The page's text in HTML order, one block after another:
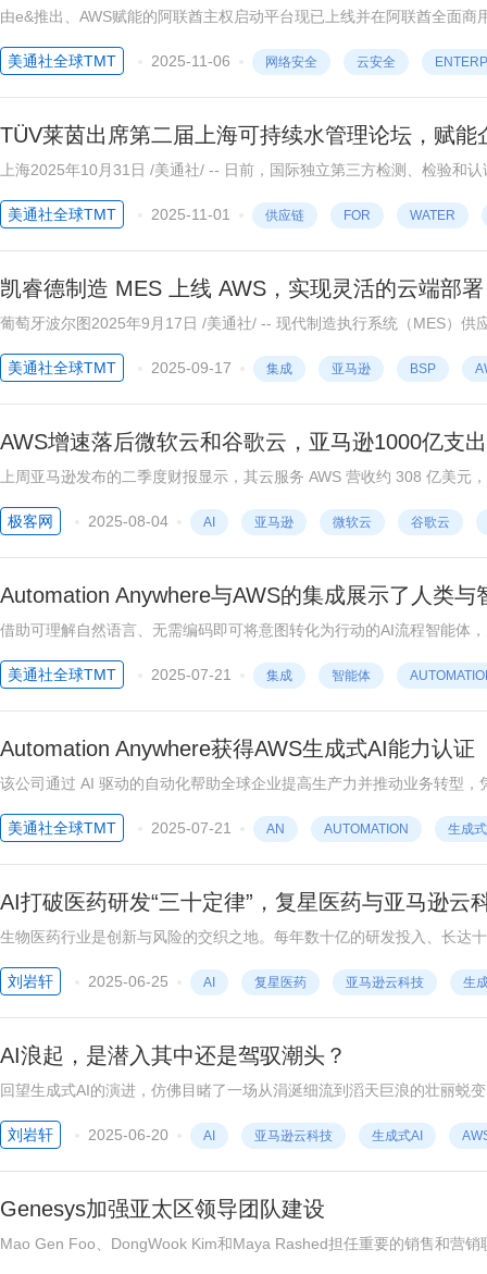
由e&推出、AWS赋能的阿联酋主权启动平台现已上线并在阿联酋全面商用 该平台遵循阿联酋国家云安全政策，并获得阿联酋网络安
美通社全球TMT 2025-11-06 网络安全 云安全
TÜV莱茵出席第二届上海可持续水管理论坛，赋能
上海2025年10月31日 /美通社/ -- 日前，国际独立第三方检测、检验和
际可持续水管理联盟（Alliance for Wat...
美通社全球TMT
2025-11-01 供应链 FOR WATER
凯睿德制造 MES 上线 AWS，实现灵活的云端部署
葡萄牙波尔图2025年9月17日 /美通社/ -- 现代制造执行系统（MES）
（AWS）上运行，为制造业客户通过基于云的架构实现运营目标提供更大的灵活性。 这一公告旨在支持已经使用
造 ...
美通社全球TMT 2025-09-17 集成 亚马逊 BSP
AWS增速落后微软云和谷歌云，亚马逊1000亿支
上周亚马逊发布的二季度财报显示，其云服务 AWS 营收约 308 亿美
速已显著落后于微软 Azure（39%）和谷歌云（32%）。
极客网
2025-08-04 AI 亚马逊 微软云 谷歌云
Automation Anywhere与AWS的集成展示了人类与
借助可理解自然语言、无需编码即可将意图转化为行动的AI流程智能体，为商业用户赋能 纽约2025年7月17
会上，智能体流程自动化（APA）领域的领先企业Automation
美通社全球TMT
2025-07-21 集成 智能体
Automation Anywhere获得AWS生成式AI能力认证
该公司通过 AI 驱动的自动化帮助全球企业提高生产力并推动业务转型，凭借该成果获
美通社/ -- 在AWS纽约市峰会上，智能体流程自动化（APA）领域的领先
美通社全球TMT
2025-07-21 AN AUTOMATION 生成
AI打破医药研发“三十定律”，复星医药与亚马逊云
生物医药行业是创新与风险的交织之地。每年数十亿的研发投入、长达
企在每一次决策中如履薄冰。生成式AI的到来，正改写这一局面，点燃
生物医药智能化变革，探索从海量文献处理到高风险管线优化的创新路
刘岩轩 2025-06-25 AI 复星医药 亚马逊云科技 生
AI浪起，是潜入其中还是驾驭潮头？
回望生成式AI的演进，仿佛目睹了一场从涓涎细流到滔天巨浪的壮丽
步都看似微小。然而，近年来的技术融合让AI实现了从量变到质变的飞
刘岩轩
2025-06-20 AI 亚马逊云科技 生成式AI
Genesys加强亚太区领导团队建设
Mao Gen Foo、DongWook Kim和Maya Rashed担任重要的销售和营